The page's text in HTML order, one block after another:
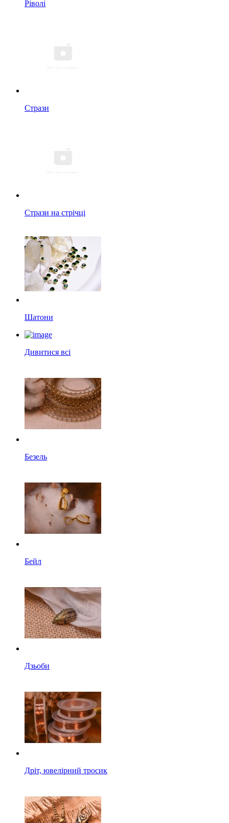
Ріволі
Стрази
Стрази на стрічці
Шатони
Дивитися всі
Безель
Бейл
Дзьоби
Дріт, ювелірний тросик